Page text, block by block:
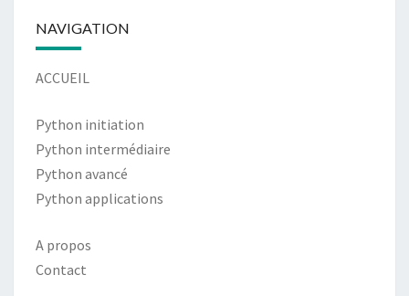
NAVIGATION
ACCUEIL
Python initiation
Python intermédiaire
Python avancé
Python applications
A propos
Contact